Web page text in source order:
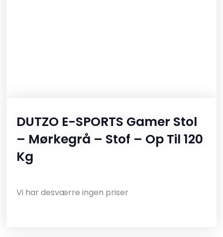
DUTZO E-SPORTS Gamer Stol
– Mørkegrå – Stof – Op Til 120
Kg
Vi har desværre ingen priser